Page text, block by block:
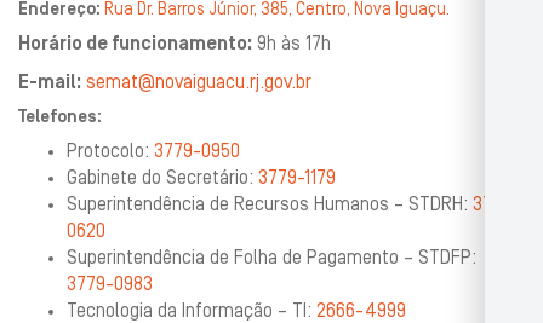
Endereço: Rua Dr. Barros Júnior, 385, Centro, Nova Iguaçu.
Horário de funcionamento: 9h às 17h
E-mail: semat@novaiguacu.rj.gov.br
Telefones:
Protocolo: 3779-0950
Gabinete do Secretário: 3779-1179
Superintendência de Recursos Humanos – STDRH: 3779-
0620
Superintendência de Folha de Pagamento – STDFP:
3779-0983
Tecnologia da Informação – TI: 2666-4999